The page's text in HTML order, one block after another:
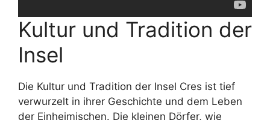
Kultur und Tradition der
Insel
Die Kultur und Tradition der Insel Cres ist tief
verwurzelt in ihrer Geschichte und dem Leben
der Einheimischen. Die kleinen Dörfer, wie